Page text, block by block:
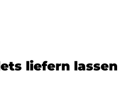
liefern lassen